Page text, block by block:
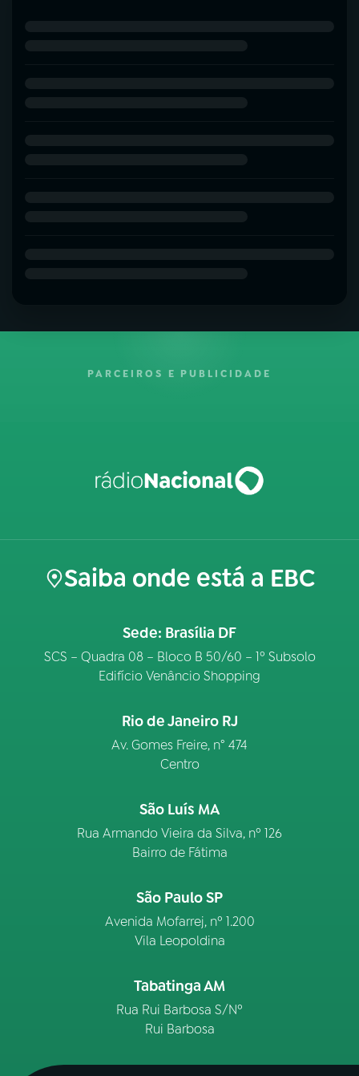
PARCEIROS E PUBLICIDADE
Saiba onde está a EBC
Sede: Brasília DF
SCS – Quadra 08 – Bloco B 50/60 – 1º Subsolo
Edifício Venâncio Shopping
Rio de Janeiro RJ
Av. Gomes Freire, n° 474
Centro
São Luís MA
Rua Armando Vieira da Silva, nº 126
Bairro de Fátima
São Paulo SP
Avenida Mofarrej, nº 1.200
Vila Leopoldina
Tabatinga AM
Rua Rui Barbosa S/Nº
Rui Barbosa